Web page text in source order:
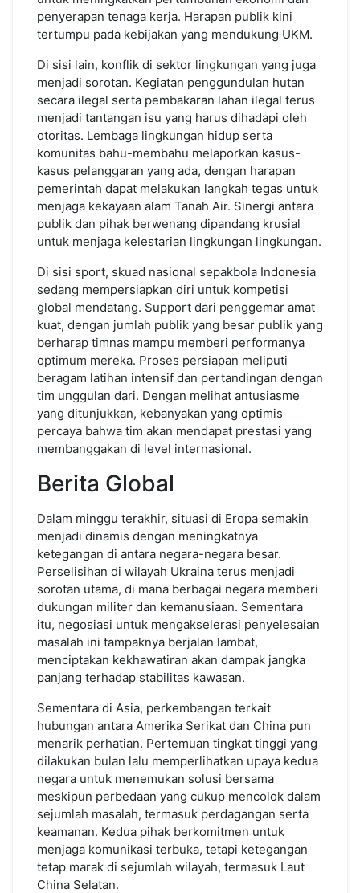
penyerapan tenaga kerja. Harapan publik kini
tertumpu pada kebijakan yang mendukung UKM.
Di sisi lain, konflik di sektor lingkungan yang juga
menjadi sorotan. Kegiatan penggundulan hutan
secara ilegal serta pembakaran lahan ilegal terus
menjadi tantangan isu yang harus dihadapi oleh
otoritas. Lembaga lingkungan hidup serta
komunitas bahu-membahu melaporkan kasus-
kasus pelanggaran yang ada, dengan harapan
pemerintah dapat melakukan langkah tegas untuk
menjaga kekayaan alam Tanah Air. Sinergi antara
publik dan pihak berwenang dipandang krusial
untuk menjaga kelestarian lingkungan lingkungan.
Di sisi sport, skuad nasional sepakbola Indonesia
sedang mempersiapkan diri untuk kompetisi
global mendatang. Support dari penggemar amat
kuat, dengan jumlah publik yang besar publik yang
berharap timnas mampu memberi performanya
optimum mereka. Proses persiapan meliputi
beragam latihan intensif dan pertandingan dengan
tim unggulan dari. Dengan melihat antusiasme
yang ditunjukkan, kebanyakan yang optimis
percaya bahwa tim akan mendapat prestasi yang
membanggakan di level internasional.
Berita Global
Dalam minggu terakhir, situasi di Eropa semakin
menjadi dinamis dengan meningkatnya
ketegangan di antara negara-negara besar.
Perselisihan di wilayah Ukraina terus menjadi
sorotan utama, di mana berbagai negara memberi
dukungan militer dan kemanusiaan. Sementara
itu, negosiasi untuk mengakselerasi penyelesaian
masalah ini tampaknya berjalan lambat,
menciptakan kekhawatiran akan dampak jangka
panjang terhadap stabilitas kawasan.
Sementara di Asia, perkembangan terkait
hubungan antara Amerika Serikat dan China pun
menarik perhatian. Pertemuan tingkat tinggi yang
dilakukan bulan lalu memperlihatkan upaya kedua
negara untuk menemukan solusi bersama
meskipun perbedaan yang cukup mencolok dalam
sejumlah masalah, termasuk perdagangan serta
keamanan. Kedua pihak berkomitmen untuk
menjaga komunikasi terbuka, tetapi ketegangan
tetap marak di sejumlah wilayah, termasuk Laut
China Selatan.